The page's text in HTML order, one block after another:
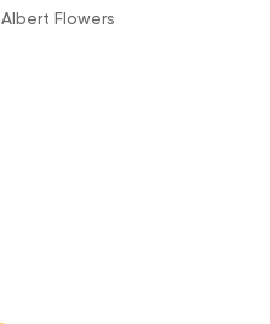
Albert Flowers